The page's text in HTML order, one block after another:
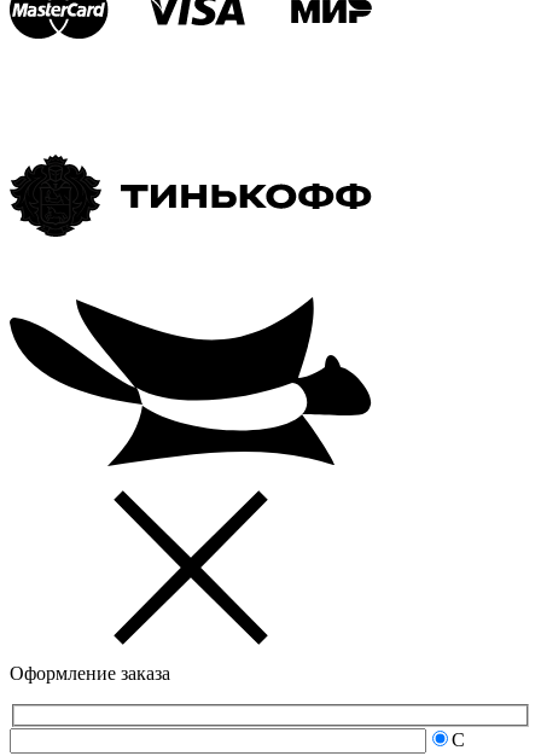
Оформление заказа
С